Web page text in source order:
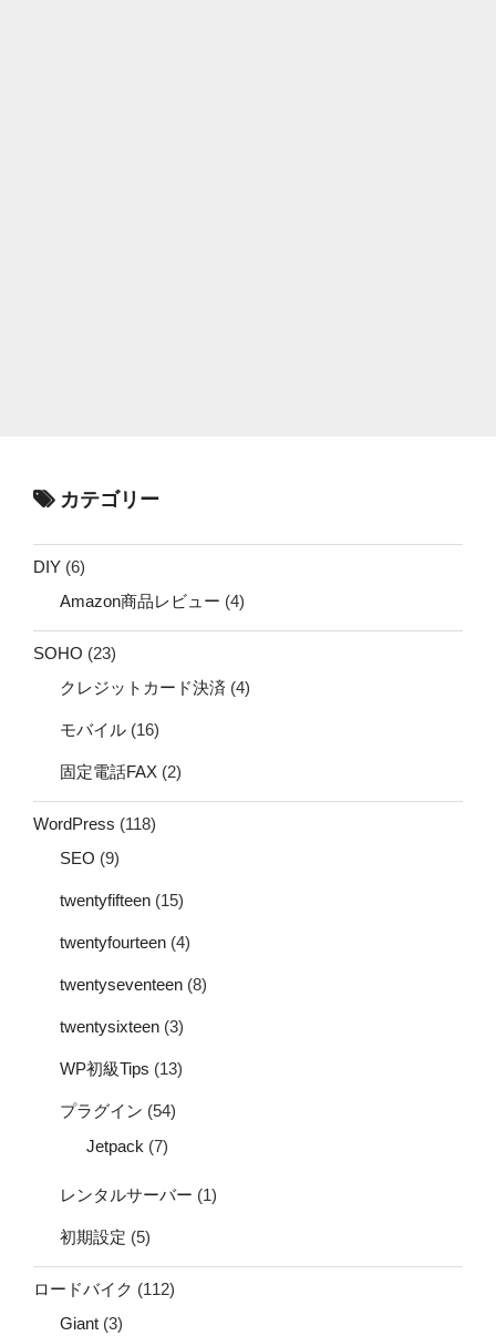
カテゴリー
DIY (6)
Amazon商品レビュー (4)
SOHO (23)
クレジットカード決済 (4)
モバイル (16)
固定電話FAX (2)
WordPress (118)
SEO (9)
twentyfifteen (15)
twentyfourteen (4)
twentyseventeen (8)
twentysixteen (3)
WP初級Tips (13)
プラグイン (54)
Jetpack (7)
レンタルサーバー (1)
初期設定 (5)
ロードバイク (112)
Giant (3)